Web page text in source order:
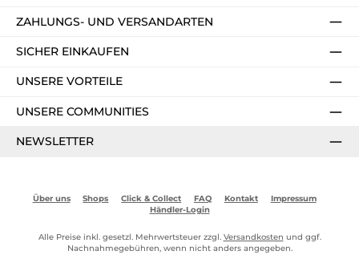
ZAHLUNGS- UND VERSANDARTEN
SICHER EINKAUFEN
UNSERE VORTEILE
UNSERE COMMUNITIES
NEWSLETTER
Über uns Shops Click & Collect FAQ Kontakt
Impressum
Händler-Login
Alle Preise inkl. gesetzl. Mehrwertsteuer zzgl. Versandkosten und ggf.
Nachnahmegebühren, wenn nicht anders angegeben.